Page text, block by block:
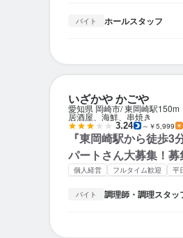
バイト ホールスタッフ
いざかや かごや
愛知県 岡崎市 東岡崎駅150m
居酒屋、海鮮、串焼き
3.24 ～￥5,999
『東岡崎駅から徒歩
パートさん大募集！
個人経営 フルタイム歓迎 平
バイト 調理師・調理スタッ